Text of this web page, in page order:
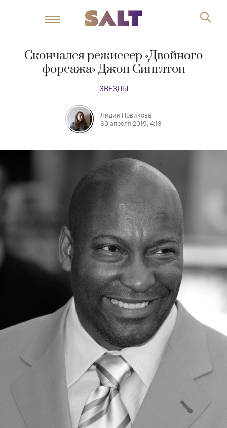
Скончался режиссер «Двойного
форсажа» Джон Синглтон
ЗВЕЗДЫ
Лидия Новикова
30 апреля 2019, 4:13